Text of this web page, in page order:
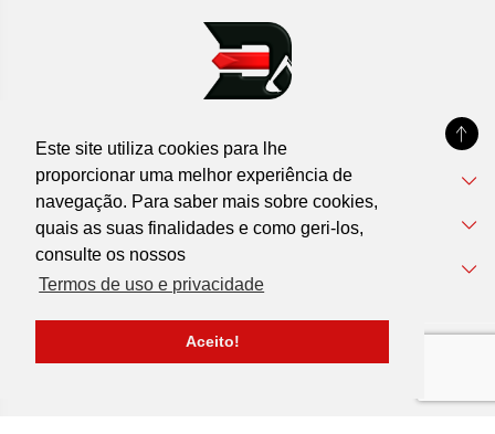
Este site utiliza cookies para lhe
proporcionar uma melhor experiência de
navegação. Para saber mais sobre cookies,
quais as suas finalidades e como geri-los,
consulte os nossos
Termos de uso e privacidade
Aceito!
DEVIL'MACHINES
Informações
Apoio ao Cliente
© 2026 DevilMachines |Todos os direitos reservados